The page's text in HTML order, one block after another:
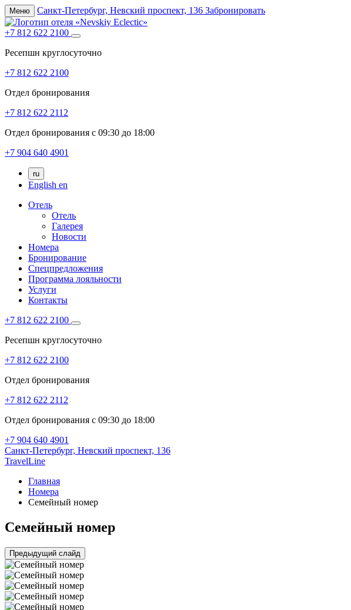
Меню Санкт-Петербург, Невский проспект, 136 Забронировать
+7 812 622 2100
Ресепшн круглосуточно
+7 812 622 2100
Отдел бронирования
+7 812 622 2112
Отдел бронирования с 09:30 до 18:00
+7 904 640 4901
ru
English en
Отель
Отель
Галерея
Новости
Номера
Бронирование
Спецпредложения
Программа лояльности
Услуги
Контакты
+7 812 622 2100
Ресепшн круглосуточно
+7 812 622 2100
Отдел бронирования
+7 812 622 2112
Отдел бронирования с 09:30 до 18:00
+7 904 640 4901
Санкт-Петербург, Невский проспект, 136
TravelLine
Главная
Номера
Семейный номер
Семейный номер
Предыдущий слайд